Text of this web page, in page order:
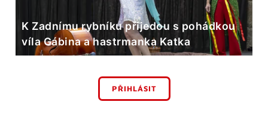
K Zadnímu rybníku přijedou s pohádkou
víla Gábina a hastrmanka Katka
PŘIHLÁSIT